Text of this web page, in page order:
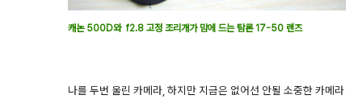
캐논 500D와 f2.8 고정 조리개가 맘에 드는 탐론 17-50 렌즈
나를 두번 울린 카메라, 하지만 지금은 없어선 안될 소중한 카메라